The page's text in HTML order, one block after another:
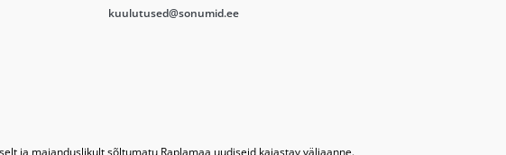
kuulutused@sonumid.ee
ja majanduslikult sõltumatu Raplamaa uudiseid kajastav väljaanne.